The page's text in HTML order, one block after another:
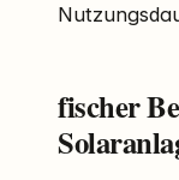
fischer